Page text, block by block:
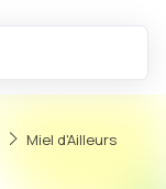
Miel d'Ailleurs